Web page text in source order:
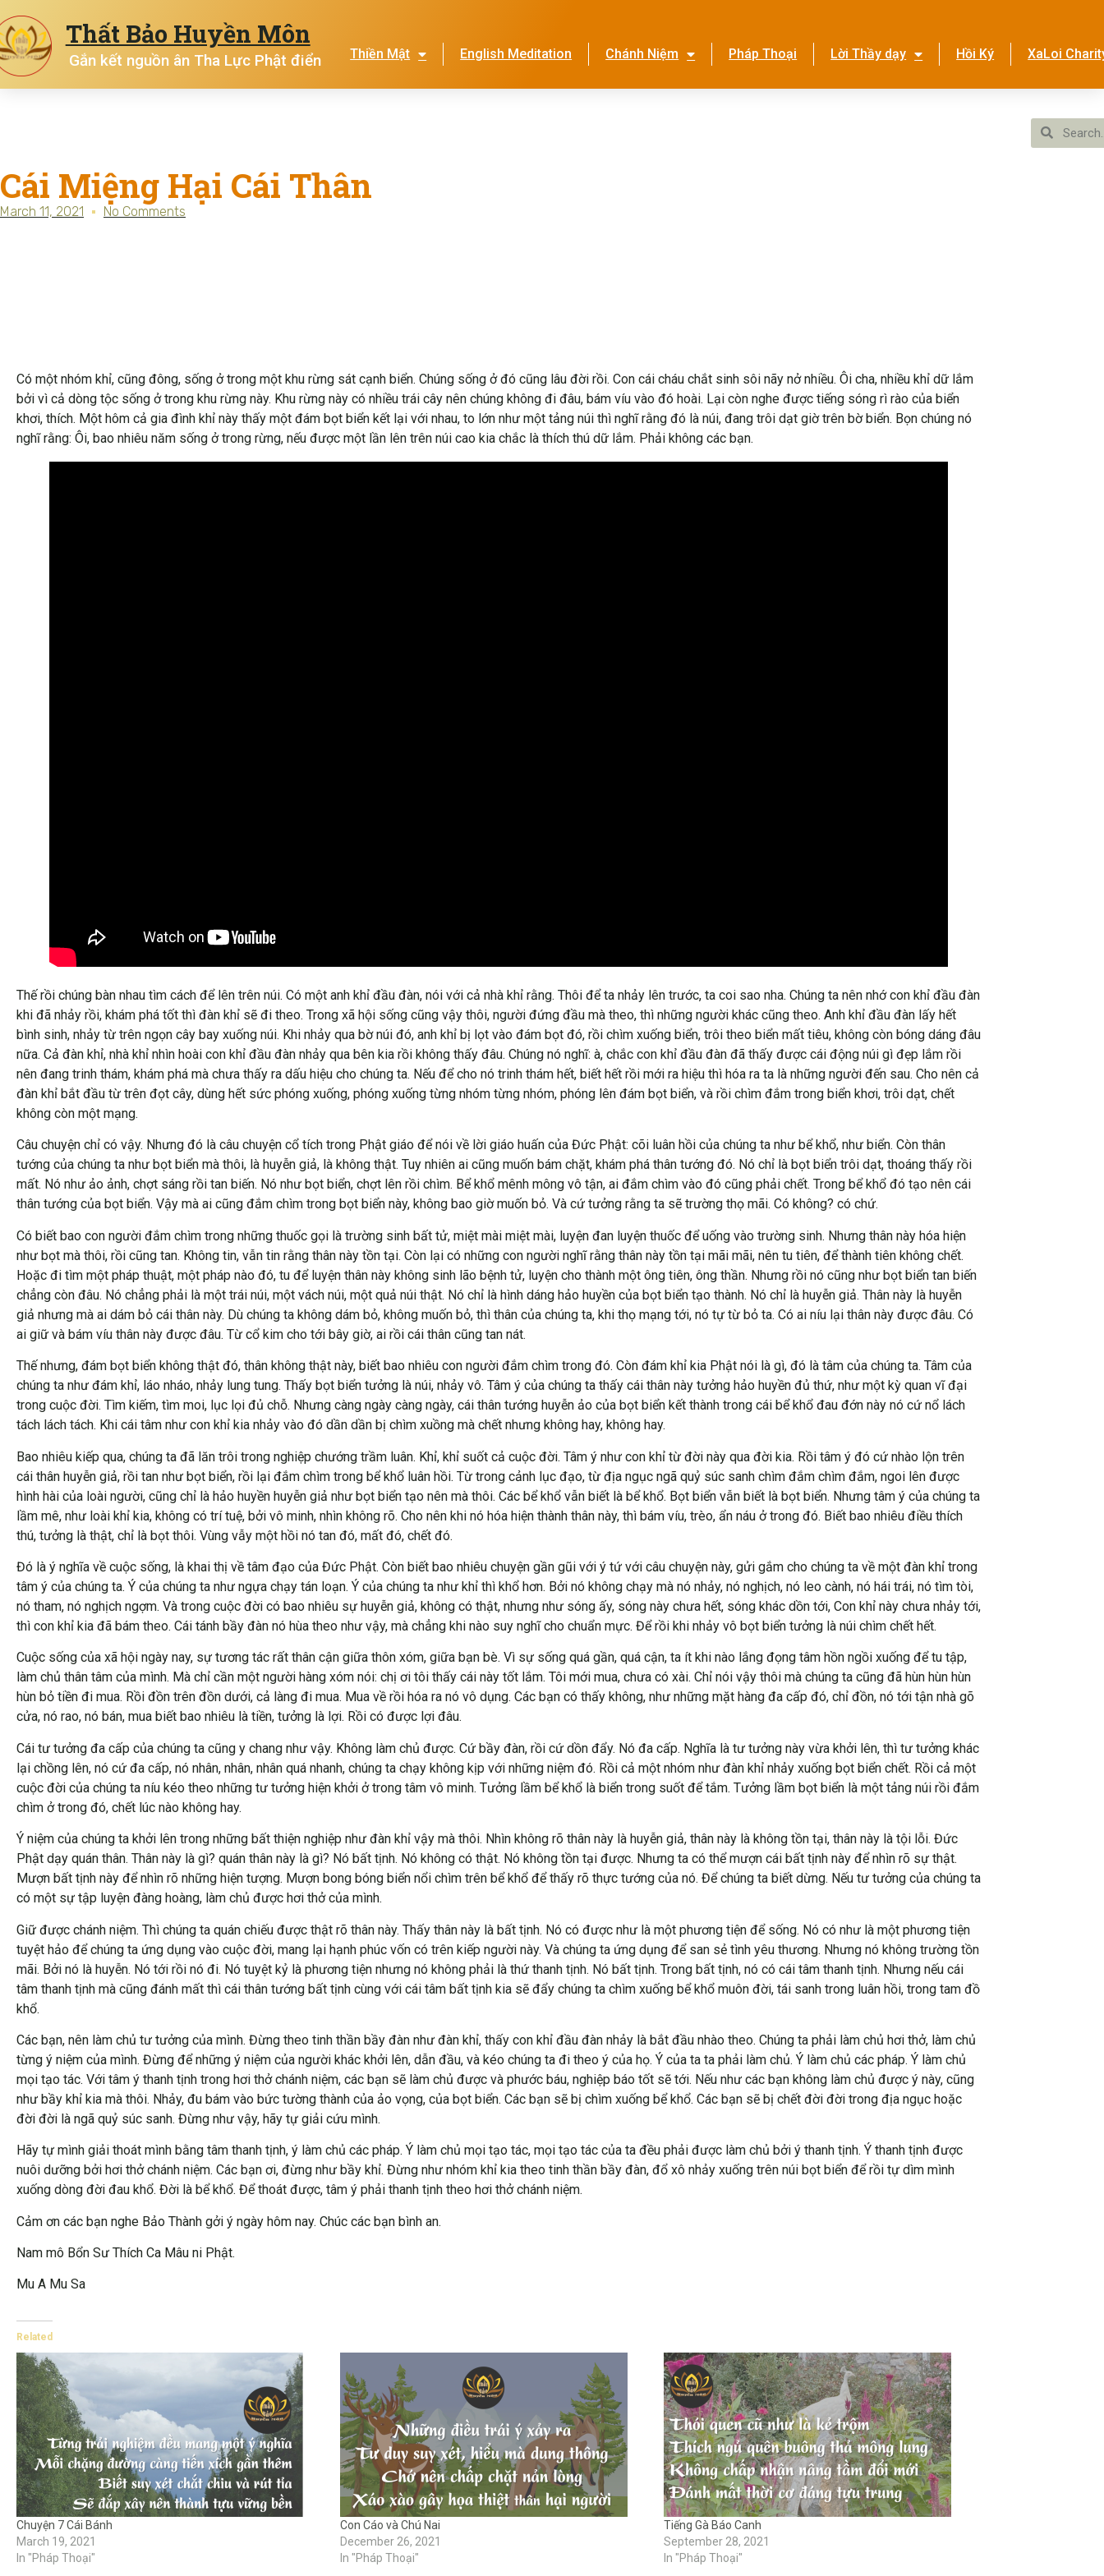
Thất Bảo Huyền Môn
Gắn kết nguồn ân Tha Lực Phật điển Thiền Mật English Meditation Chánh Niệm Pháp Thoại Lời Thầy dạy Hồi Ký XaLoi
Cái Miệng Hại Cái Thân
March 11, 2021 No Comments
Có một nhóm khỉ, cũng đông, sống ở trong một khu rừng sát cạnh biển. Chúng sống ở đó cũng lâu đời rồi. Con cái cháu chắt sinh sôi nãy nở nhiều. Ôi cha, nhiều khỉ dữ lắm
bởi vì cả dòng tộc sống ở trong khu rừng này. Khu rừng này có nhiều trái cây nên chúng không đi đâu, bám víu vào đó hoài. Lại còn nghe được tiếng sóng rì rào của biển
khơi, thích. Một hôm cả gia đình khỉ này thấy một đám bọt biển kết lại với nhau, to lớn như một tảng núi thì nghĩ rằng đó là núi, đang trôi dạt giờ trên bờ biển. Bọn chúng nó
nghĩ rằng: Ôi, bao nhiêu năm sống ở trong rừng, nếu được một lần lên trên núi cao kia chắc là thích thú dữ lắm. Phải không các bạn.
Thế rồi chúng bàn nhau tìm cách để lên trên núi. Có một anh khỉ đầu đàn, nói với cả nhà khỉ rằng. Thôi để ta nhảy lên trước, ta coi sao nha. Chúng ta nên nhớ con khỉ đầu đàn
khi đã nhảy rồi, khám phá tốt thì đàn khỉ sẽ đi theo. Trong xã hội sống cũng vậy thôi, người đứng đầu mà theo, thì những người khác cũng theo. Anh khỉ đầu đàn lấy hết
bình sinh, nhảy từ trên ngọn cây bay xuống núi. Khi nhảy qua bờ núi đó, anh khỉ bị lọt vào đám bọt đó, rồi chìm xuống biển, trôi theo biển mất tiêu, không còn bóng dáng đâu
nữa. Cả đàn khỉ, nhà khỉ nhìn hoài con khỉ đầu đàn nhảy qua bên kia rồi không thấy đâu. Chúng nó nghĩ: à, chắc con khỉ đầu đàn đã thấy được cái động núi gì đẹp lắm rồi
nên đang trinh thám, khám phá mà chưa thấy ra dấu hiệu cho chúng ta. Nếu để cho nó trinh thám hết, biết hết rồi mới ra hiệu thì hóa ra ta là những người đến sau. Cho nên cả
đàn khỉ bắt đầu từ trên đọt cây, dùng hết sức phóng xuống, phóng xuống từng nhóm từng nhóm, phóng lên đám bọt biển, và rồi chìm đắm trong biển khơi, trôi dạt, chết
không còn một mạng.
Câu chuyện chỉ có vậy. Nhưng đó là câu chuyện cổ tích trong Phật giáo để nói về lời giáo huấn của Đức Phật: cõi luân hồi của chúng ta như bể khổ, như biển. Còn thân
tướng của chúng ta như bọt biển mà thôi, là huyễn giả, là không thật. Tuy nhiên ai cũng muốn bám chặt, khám phá thân tướng đó. Nó chỉ là bọt biển trôi dạt, thoáng thấy rồi
mất. Nó như ảo ảnh, chợt sáng rồi tan biến. Nó như bọt biển, chợt lên rồi chìm. Bể khổ mênh mông vô tận, ai đắm chìm vào đó cũng phải chết. Trong bể khổ đó tạo nên cái
thân tướng của bọt biển. Vậy mà ai cũng đắm chìm trong bọt biển này, không bao giờ muốn bỏ. Và cứ tưởng rằng ta sẽ trường thọ mãi. Có không? có chứ.
Có biết bao con người đắm chìm trong những thuốc gọi là trường sinh bất tử, miệt mài miệt mài, luyện đan luyện thuốc để uống vào trường sinh. Nhưng thân này hóa hiện
như bọt mà thôi, rồi cũng tan. Không tin, vẫn tin rằng thân này tồn tại. Còn lại có những con người nghĩ rằng thân này tồn tại mãi mãi, nên tu tiên, để thành tiên không chết.
Hoặc đi tìm một pháp thuật, một pháp nào đó, tu để luyện thân này không sinh lão bệnh tử, luyện cho thành một ông tiên, ông thần. Nhưng rồi nó cũng như bọt biển tan biến
chẳng còn đâu. Nó chẳng phải là một trái núi, một vách núi, một quả núi thật. Nó chỉ là hình dáng hảo huyền của bọt biển tạo thành. Nó chỉ là huyễn giả. Thân này là huyễn
giả nhưng mà ai dám bỏ cái thân này. Dù chúng ta không dám bỏ, không muốn bỏ, thì thân của chúng ta, khi thọ mạng tới, nó tự từ bỏ ta. Có ai níu lại thân này được đâu. Có
ai giữ và bám víu thân này được đâu. Từ cổ kim cho tới bây giờ, ai rồi cái thân cũng tan nát.
Thế nhưng, đám bọt biển không thật đó, thân không thật này, biết bao nhiêu con người đắm chìm trong đó. Còn đám khỉ kia Phật nói là gì, đó là tâm của chúng ta. Tâm của
chúng ta như đám khỉ, láo nháo, nhảy lung tung. Thấy bọt biển tưởng là núi, nhảy vô. Tâm ý của chúng ta thấy cái thân này tưởng hảo huyền đủ thứ, như một kỳ quan vĩ đại
trong cuộc đời. Tìm kiếm, tìm moi, lục lọi đủ chỗ. Nhưng càng ngày càng ngày, cái thân tướng huyễn ảo của bọt biển kết thành trong cái bể khổ đau đớn này nó cứ nổ lách
tách lách tách. Khi cái tâm như con khỉ kia nhảy vào đó dần dần bị chìm xuồng mà chết nhưng không hay, không hay.
Bao nhiêu kiếp qua, chúng ta đã lăn trôi trong nghiệp chướng trầm luân. Khỉ, khỉ suốt cả cuộc đời. Tâm ý như con khỉ từ đời này qua đời kia. Rồi tâm ý đó cứ nhào lộn trên
cái thân huyễn giả, rồi tan như bọt biển, rồi lại đắm chìm trong bể khổ luân hồi. Từ trong cảnh lục đạo, từ địa ngục ngã quỷ súc sanh chìm đắm chìm đắm, ngoi lên được
hình hài của loài người, cũng chỉ là hảo huyền huyễn giả như bọt biển tạo nên mà thôi. Các bể khổ vẫn biết là bể khổ. Bọt biển vẫn biết là bọt biển. Nhưng tâm ý của chúng ta
lầm mê, như loài khỉ kia, không có trí tuệ, bởi vô minh, nhìn không rõ. Cho nên khi nó hóa hiện thành thân này, thì bám víu, trèo, ẩn náu ở trong đó. Biết bao nhiêu điều thích
thú, tưởng là thật, chỉ là bọt thôi. Vùng vẫy một hồi nó tan đó, mất đó, chết đó.
Đó là ý nghĩa về cuộc sống, là khai thị về tâm đạo của Đức Phật. Còn biết bao nhiêu chuyện gần gũi với ý tứ với câu chuyện này, gửi gắm cho chúng ta về một đàn khỉ trong
tâm ý của chúng ta. Ý của chúng ta như ngựa chạy tán loạn. Ý của chúng ta như khỉ thì khổ hơn. Bởi nó không chạy mà nó nhảy, nó nghịch, nó leo cành, nó hái trái, nó tìm tòi,
nó tham, nó nghịch ngợm. Và trong cuộc đời có bao nhiêu sự huyễn giả, không có thật, nhưng như sóng ấy, sóng này chưa hết, sóng khác dồn tới, Con khỉ này chưa nhảy tới,
thì con khỉ kia đã bám theo. Cái tánh bầy đàn nó hùa theo như vậy, mà chẳng khi nào suy nghĩ cho chuẩn mực. Để rồi khi nhảy vô bọt biển tưởng là núi chìm chết hết.
Cuộc sống của xã hội ngày nay, sự tương tác rất thân cận giữa thôn xóm, giữa bạn bè. Vì sự sống quá gần, quá cận, ta ít khi nào lắng đọng tâm hồn ngồi xuống để tu tập,
làm chủ thân tâm của mình. Mà chỉ cần một người hàng xóm nói: chị ơi tôi thấy cái này tốt lắm. Tôi mới mua, chưa có xài. Chỉ nói vậy thôi mà chúng ta cũng đã hùn hùn hùn
hùn bỏ tiền đi mua. Rồi đồn trên đồn dưới, cả làng đi mua. Mua về rồi hóa ra nó vô dụng. Các bạn có thấy không, như những mặt hàng đa cấp đó, chỉ đồn, nó tới tận nhà gõ
cửa, nó rao, nó bán, mua biết bao nhiêu là tiền, tưởng là lợi. Rồi có được lợi đâu.
Cái tư tưởng đa cấp của chúng ta cũng y chang như vậy. Không làm chủ được. Cứ bầy đàn, rồi cứ dồn đẩy. Nó đa cấp. Nghĩa là tư tưởng này vừa khởi lên, thì tư tưởng khác
lại chồng lên, nó cứ đa cấp, nó nhân, nhân, nhân quá nhanh, chúng ta chạy không kịp với những niệm đó. Rồi cả một nhóm như đàn khỉ nhảy xuống bọt biển chết. Rồi cả một
cuộc đời của chúng ta níu kéo theo những tư tưởng hiện khởi ở trong tâm vô minh. Tưởng lầm bể khổ là biển trong suốt để tắm. Tưởng lầm bọt biển là một tảng núi rồi đắm
chìm ở trong đó, chết lúc nào không hay.
Ý niệm của chúng ta khởi lên trong những bất thiện nghiệp như đàn khỉ vậy mà thôi. Nhìn không rõ thân này là huyễn giả, thân này là không tồn tại, thân này là tội lỗi. Đức
Phật dạy quán thân. Thân này là gì? quán thân này là gì? Nó bất tịnh. Nó không có thật. Nó không tồn tại được. Nhưng ta có thể mượn cái bất tịnh này để nhìn rõ sự thật.
Mượn bất tịnh này để nhìn rõ những hiện tượng. Mượn bong bóng biển nổi chìm trên bể khổ để thấy rõ thực tướng của nó. Để chúng ta biết dừng. Nếu tư tưởng của chúng ta
có một sự tập luyện đàng hoàng, làm chủ được hơi thở của mình.
Giữ được chánh niệm. Thì chúng ta quán chiếu được thật rõ thân này. Thấy thân này là bất tịnh. Nó có được như là một phương tiện để sống. Nó có như là một phương tiện
tuyệt hảo để chúng ta ứng dụng vào cuộc đời, mang lại hạnh phúc vốn có trên kiếp người này. Và chúng ta ứng dụng để san sẻ tình yêu thương. Nhưng nó không trường tồn
mãi. Bởi nó là huyễn. Nó tới rồi nó đi. Nó tuyệt kỷ là phương tiện nhưng nó không phải là thứ thanh tịnh. Nó bất tịnh. Trong bất tịnh, nó có cái tâm thanh tịnh. Nhưng nếu cái
tâm thanh tịnh mà cũng đánh mất thì cái thân tướng bất tịnh cùng với cái tâm bất tịnh kia sẽ đẩy chúng ta chìm xuống bể khổ muôn đời, tái sanh trong luân hồi, trong tam đồ
khổ.
Các bạn, nên làm chủ tư tưởng của mình. Đừng theo tinh thần bầy đàn như đàn khỉ, thấy con khỉ đầu đàn nhảy là bắt đầu nhào theo. Chúng ta phải làm chủ hơi thở, làm chủ
từng ý niệm của mình. Đừng để những ý niệm của người khác khởi lên, dẫn đầu, và kéo chúng ta đi theo ý của họ. Ý của ta ta phải làm chủ. Ý làm chủ các pháp. Ý làm chủ
mọi tạo tác. Với tâm ý thanh tịnh trong hơi thở chánh niệm, các bạn sẽ làm chủ được và phước báu, nghiệp báo tốt sẽ tới. Nếu như các bạn không làm chủ được ý này, cũng
như bầy khỉ kia mà thôi. Nhảy, đu bám vào bức tường thành của ảo vọng, của bọt biển. Các bạn sẽ bị chìm xuống bể khổ. Các bạn sẽ bị chết đời đời trong địa ngục hoặc
đời đời là ngã quỷ súc sanh. Đừng như vậy, hãy tự giải cứu mình.
Hãy tự mình giải thoát mình bằng tâm thanh tịnh, ý làm chủ các pháp. Ý làm chủ mọi tạo tác, mọi tạo tác của ta đều phải được làm chủ bởi ý thanh tịnh. Ý thanh tịnh được
nuôi dưỡng bởi hơi thở chánh niệm. Các bạn ơi, đừng như bầy khỉ. Đừng như nhóm khỉ kia theo tinh thần bầy đàn, đổ xô nhảy xuống trên núi bọt biển để rồi tự dìm mình
xuống dòng đời đau khổ. Đời là bể khổ. Để thoát được, tâm ý phải thanh tịnh theo hơi thở chánh niệm.
Cảm ơn các bạn nghe Bảo Thành gởi ý ngày hôm nay. Chúc các bạn bình an.
Nam mô Bổn Sư Thích Ca Mâu ni Phật.
Mu A Mu Sa
Related
Chuyện 7 Cái Bánh
March 19, 2021
In "Pháp Thoại"
Con Cáo và Chú Nai
December 26, 2021
In "Pháp Thoại"
Tiếng Gà Báo Canh
September 28, 2021
In "Pháp Thoại"